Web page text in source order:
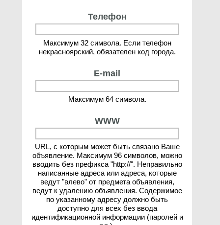
Телефон
Максимум 32 символа. Если телефон
некрасноярский, обязателен код города.
E-mail
Максимум 64 символа.
WWW
URL, с которым может быть связано Ваше
объявление. Максимум 96 символов, можно
вводить без префикса "http://". Неправильно
написанные адреса или адреса, которые
ведут "влево" от предмета объявления,
ведут к удалению объявления. Содержимое
по указанному адресу должно быть
доступно для всех без ввода
идентификационной информации (паролей и